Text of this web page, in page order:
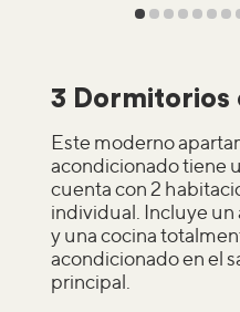
3 Dormitorios
Este moderno
acondicionado tiene
cuenta con 2
individual. Incluye
y una cocina
acondicionado en el
principal.